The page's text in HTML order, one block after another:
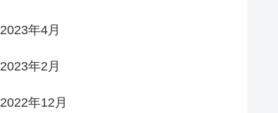
2023年4月
2023年2月
2022年12月